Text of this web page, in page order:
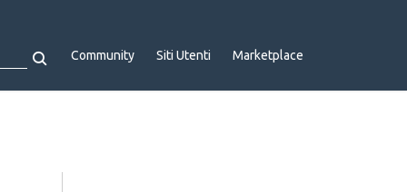
Community Siti Utenti Marketplace